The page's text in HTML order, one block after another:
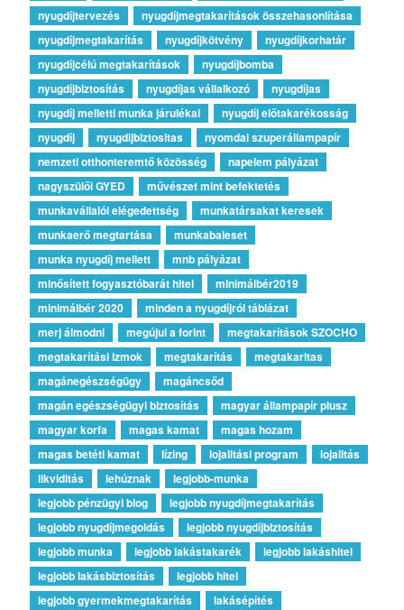
nyugdíjtervezés
nyugdíjmegtakarítások összehasonlítása
nyugdíjmegtakarítás
nyugdíjkötvény
nyugdíjkorhatár
nyugdíjcélú megtakarítások
nyugdíjbomba
nyugdíjbiztosítás
nyugdíjas vállalkozó
nyugdíjas
nyugdíj melletti munka járulékai
nyugdíj előtakarékosság
nyugdíj
nyugdijbiztositas
nyomdai szuperállampapír
nemzeti otthonteremtő közösség
napelem pályázat
nagyszülői GYED
művészet mint befektetés
munkavállalói elégedettség
munkatársakat keresek
munkaerő megtartása
munkabaleset
munka nyugdíj mellett
mnb pályázat
minősített fogyasztóbarát hitel
minimálbér2019
minimálbér 2020
minden a nyugdíjról táblázat
merj álmodni
megújul a forint
megtakarítások SZOCHO
megtakarítási izmok
megtakarítás
megtakaritas
magánegészségügy
magáncsőd
magán egészségügyi biztosítás
magyar állampapír plusz
magyar korfa
magas kamat
magas hozam
magas betéti kamat
lízing lojalitási program
lojalitás
likviditás
lehúznak
legjobb-munka
legjobb pénzügyi blog
legjobb nyugdíjmegtakarítás
legjobb nyugdíjmegoldás
legjobb nyugdíjbiztosítás
legjobb munka
legjobb lakástakarék
legjobb lakáshitel
legjobb lakásbiztosítás
legjobb hitel
legjobb gyermekmegtakarítás
lakásépítés